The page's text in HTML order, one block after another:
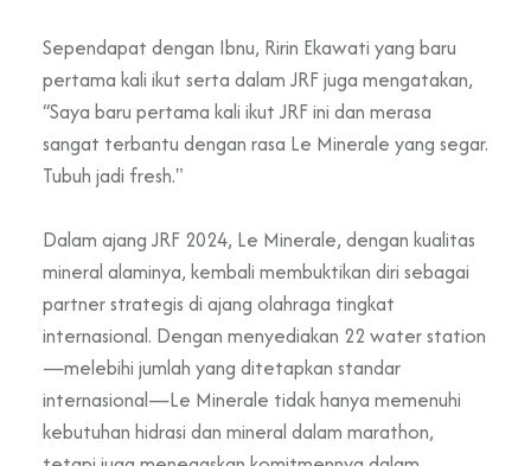
Sependapat dengan Ibnu, Ririn Ekawati yang baru
pertama kali ikut serta dalam JRF juga mengatakan,
“Saya baru pertama kali ikut JRF ini dan merasa
sangat terbantu dengan rasa Le Minerale yang segar.
Tubuh jadi fresh."
Dalam ajang JRF 2024, Le Minerale, dengan kualitas
mineral alaminya, kembali membuktikan diri sebagai
partner strategis di ajang olahraga tingkat
internasional. Dengan menyediakan 22 water station
—melebihi jumlah yang ditetapkan standar
internasional—Le Minerale tidak hanya memenuhi
kebutuhan hidrasi dan mineral dalam marathon,